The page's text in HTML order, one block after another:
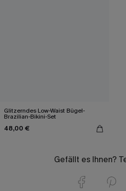
Glitzerndes Low-Waist Bügel-
Brazilian-Bikini-Set
48,00 €
Gefällt es Ihnen?